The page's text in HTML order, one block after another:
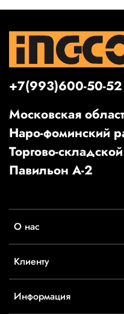
О нас
Клиенту
Информация
+7(993)600-50-52
Московская
Наро-фоминский
Торгово-
Павильон А-2